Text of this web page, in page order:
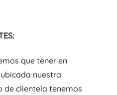
que tener en
nuestra
clientela tenemos